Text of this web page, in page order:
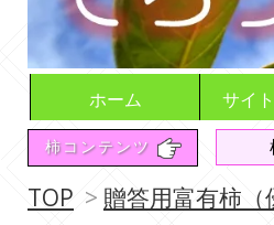
ホーム
サイ
でら
商品
お届
柿コンテンツ
TOP > 贈答用富有柿（